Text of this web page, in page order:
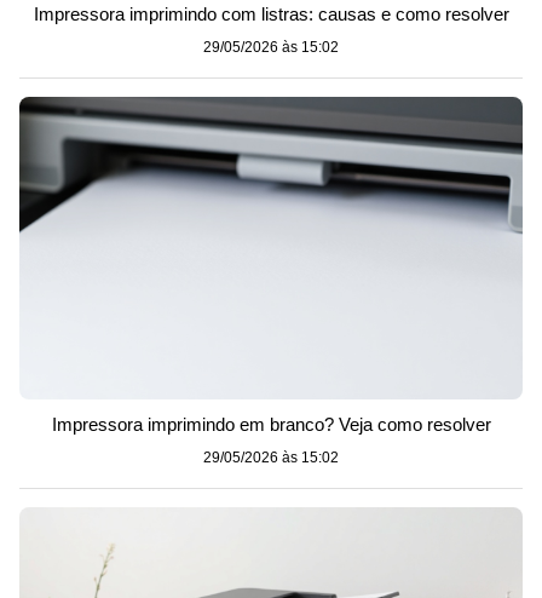
Impressora imprimindo com listras: causas e como resolver
29/05/2026 às 15:02
Impressora imprimindo em branco? Veja como resolver
29/05/2026 às 15:02